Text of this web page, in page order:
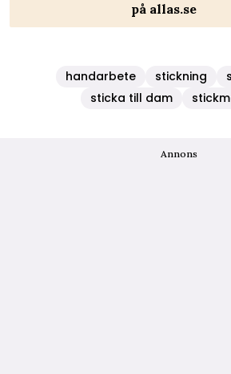
på allas.se
handarbete stickning
sticka till dam
Annons